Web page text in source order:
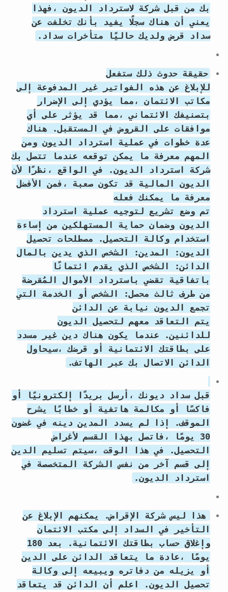
بك من قبل شركة لاسترداد الديون ،فهذا
يعني أن هناك سجلًا يفيد بأنك تخلفت عن
سداد قرض ولديك حاليًا متأخرات سداد.
حقيقة حدوث ذلك ستفعل
للإبلاغ عن هذه الفواتير غير المدفوعة إلى
مكاتب الائتمان ،مما يؤدي إلى الإضرار
بتصنيفك الائتماني ،مما قد يؤثر على أي
موافقات على القروض في المستقبل. هناك
عدة خطوات في عملية استرداد الديون ومن
المهم معرفة ما يمكن توقعه عندما تتصل بك
شركة استرداد الديون. في الواقع ،نظرًا لأن
الديون المالية قد تكون صعبة ،فمن الأفضل
معرفة ما يمكنك فعله
تم وضع تشريع لتوجيه عملية استرداد
الديون وضمان حماية المستهلكين من إساءة
استخدام وكالة التحصيل. مصطلحات تحصيل
الديون: المدين: الشخص الذي يدين بالمال
الدائن: الشخص الذي يقدم ائتمانًا
باتفاقية تقضي باسترداد الأموال المُقرضة
من طرف ثالث محصل: الشخص أو الخدمة التي
تجمع الديون نيابة عن الدائن
يتم التعاقد معهم لتحصيل الديون
للدائنين. عندما يكون هناك دين غير مسدد
على بطاقتك الائتمانية أو قرضك ،سيحاول
الدائن الاتصال بك عبر الهاتف.
قبل سداد ديونك ،أرسل بريدًا إلكترونيًا أو
فاكسًا أو مكالمة هاتفية أو خطابًا يشرح
الموقف. إذا لم يسدد المدين دينه في غضون
30 يومًا ،فاتصل بهذا القسم لأغراض
التحصيل. في هذا الوقت ،سيتم تسليم الدين
إلى قسم آخر من نفس الشركة المتخصصة في
استرداد الديون.
هذا ليس شركة الإقراض. يمكنهم الإبلاغ عن
التأخير في السداد إلى مكتب الائتمان
وإغلاق حساب بطاقتك الائتمانية. بعد 180
يومًا ،عادة ما يتعاقد الدائن على الدين
أو يزيله من دفاتره ويبيعه إلى وكالة
تحصيل الديون. اعلم أن الدائن قد يتعاقد